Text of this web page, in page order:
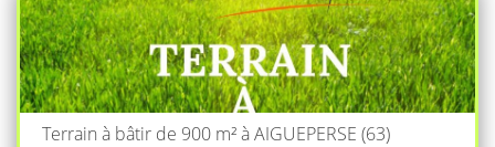
Terrain à bâtir de 900 m² à AIGUEPERSE (63)